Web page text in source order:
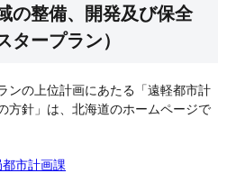
の整備、開発及び保全
タープラン）
の上位計画にあたる「遠軽都市計
方針」は、北海道のホームページで
市計画課